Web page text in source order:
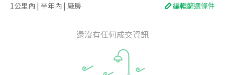
1公里內 | 半年內 | 廠房 編輯篩選條件
還沒有任何成交資訊